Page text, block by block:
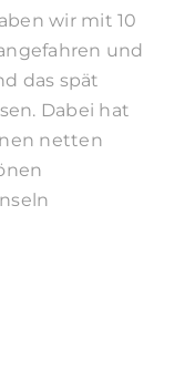
wir mit 10
und
das spät
Dabei hat
netten